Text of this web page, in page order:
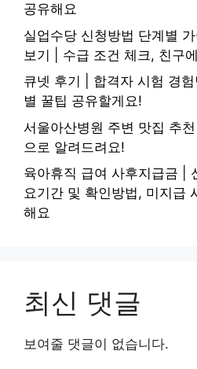
공유해요
실업수당 신청방법 단계별
보기 | 수급 조건 체크, 친구
큐넷 후기 | 합격자 시험 경
별 꿀팁 공유할게요!
서울아산병원 주변 맛집 추
으로 알려드려요!
육아휴직 급여 사후지급금 |
요기간 및 확인방법, 미지급
해요
최신 댓글
보여줄 댓글이 없습니다.